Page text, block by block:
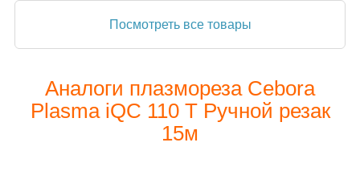
Посмотреть все товары
Аналоги плазмореза Cebora
Plasma iQC 110 T Ручной резак
15м